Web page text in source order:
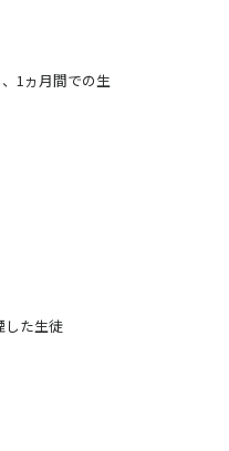
1ヵ月間での生
した生徒